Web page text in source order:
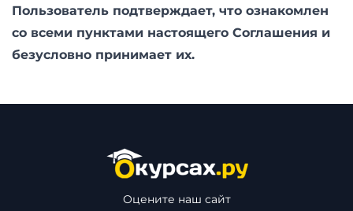
Пользователь подтверждает, что ознакомлен
со всеми пунктами настоящего Соглашения и
безусловно принимает их.
Оцените наш сайт